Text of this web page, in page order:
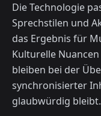
Die Technologie
Sprechstilen und
das Ergebnis für
Kulturelle
bleiben bei der
synchronisierter
glaubwürdig bleibt.